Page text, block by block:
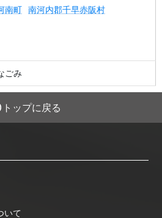
南町 南河内郡千早赤阪村
ごみ
トップに戻る
いて